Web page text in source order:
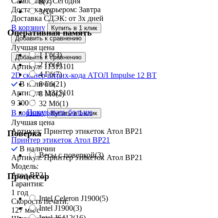
3(1)
Оперативная память
1 Гб(3)
2 Гб(4)
4 Гб(7)
8 Гб(21)
8 Мб(2)
32 Мб(1)
Показывать больше
Поверка
Весы с поверкой(3)
Процессор
Intel Celeron J1900(5)
Intel J1900(3)
Доставка курьером: Завтра
Доставка СДЭК: от 3х дней
В корзину
Купить в 1 клик
Добавить к сравнению
Лучшая цена
Добавить к сравнению
Артикул: 11315101
2D сканер штрих-кода АТОЛ Impulse 12 BT
В наличии
Артикул: 11315101
9 300₽
В корзину
Купить в 1 клик
Лучшая цена
Артикул: Принтер этикеток Атол BP21
Принтер этикеток Атол BP21
В наличии
Артикул: Принтер этикеток Атол BP21
Модель:
Атол BP21
Гарантия:
1 год
Скорость печати:
127 мм/с